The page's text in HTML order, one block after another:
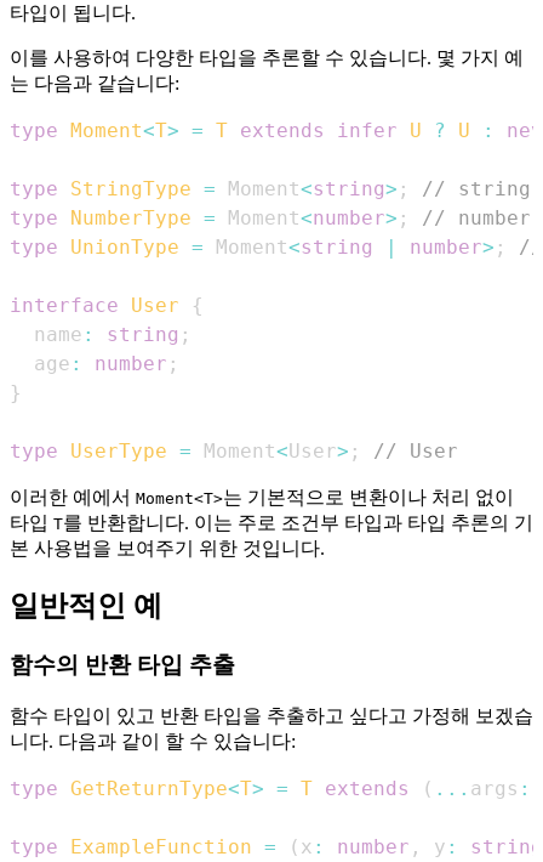
타입이 됩니다.
이를 사용하여 다양한 타입을 추론할 수 있습니다. 몇 가지 예
는 다음과 같습니다:
type Moment<T> = T extends infer U ? U :
type StringType = Moment<string> ;
// string
type
NumberType = Moment<number> ;
// number
type
UnionType = Moment<string | number> ; //
interface User
{
  name
: string ;
  age
: number ;
}
type UserType = Moment<User> ; // User
이러한 예에서 Moment<T>는 기본적으로 변환이나 처리 없이
타입 T를 반환합니다. 이는 주로 조건부 타입과 타입 추론의 기
본 사용법을 보여주기 위한 것입니다.
일반적인 예
함수의 반환 타입 추출
함수 타입이 있고 반환 타입을 추출하고 싶다고 가정해 보겠습
니다. 다음과 같이 할 수 있습니다:
type GetReturnType<T> = T extends ( ... args :
type ExampleFunction = ( x : number , y :
string